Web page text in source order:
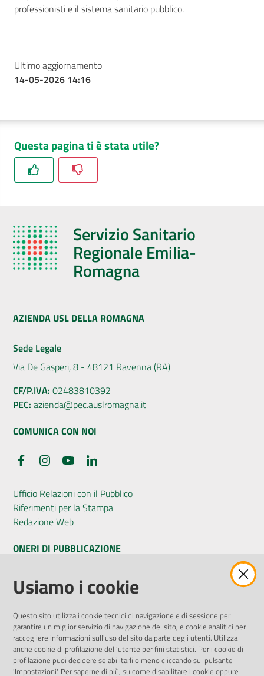
professionisti e il sistema sanitario pubblico.
Ultimo aggiornamento
14-05-2026 14:16
Questa pagina ti è stata utile?
Servizio Sanitario
Regionale Emilia-
Romagna
AZIENDA USL DELLA ROMAGNA
Sede Legale
Via De Gasperi, 8 - 48121 Ravenna (RA)
CF/P.IVA: 02483810392
PEC: azienda@pec.auslromagna.it
COMUNICA CON NOI
FacebookInstagramYouTube
Ufficio Relazioni con il Pubblico
Riferimenti per la Stampa
Redazione Web
ONERI DI PUBBLICAZIONE
Amministrazione Trasparente
Pubblicità legale
Privacy Policy
Attuazione Misure PNRR
Liste di Attesa
Usiamo i cookie
Questo sito utilizza i cookie tecnici di navigazione e di sessione per
garantire un miglior servizio di navigazione del sito, e cookie analitici per
raccogliere informazioni sull'uso del sito da parte degli utenti. Utilizza
anche cookie di profilazione dell'utente per fini statistici. Per i cookie di
profilazione puoi decidere se abilitarli o meno cliccando sul pulsante
'Impostazioni'. Per saperne di più, su come disabilitare i cookie oppure